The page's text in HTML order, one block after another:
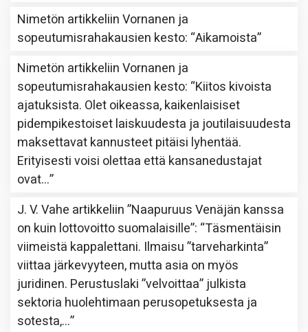
Nimetön artikkeliinVornanen ja
sopeutumisrahakausien kesto: “Aikamoista”
Nimetön artikkeliinVornanen ja
sopeutumisrahakausien kesto: “Kiitos kivoista
ajatuksista. Olet oikeassa, kaikenlaisiset
pidempikestoiset laiskuudesta ja joutilaisuudesta
maksettavat kannusteet pitäisi lyhentää.
Erityisesti voisi olettaa että kansanedustajat
ovat…”
J. V. Vahe artikkeliin”Naapuruus Venäjän kanssa
on kuin lottovoitto suomalaisille”: “Täsmentäisin
viimeistä kappalettani. Ilmaisu ”tarveharkinta”
viittaa järkevyyteen, mutta asia on myös
juridinen. Perustuslaki ”velvoittaa” julkista
sektoria huolehtimaan perusopetuksesta ja
sotesta,…”